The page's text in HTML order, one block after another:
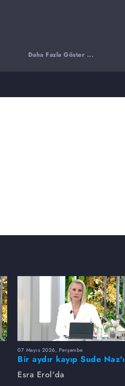
Daha Fazla Göster ...
07 Mayıs 2026, Perşembe
Bir aydır kayıp Sude Naz'ı
Esra Erol buldu
Esra Erol'da